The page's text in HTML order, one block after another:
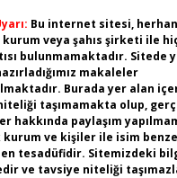
Bu internet sitesi,
kurum veya şahıs şirketi ile
bulunmamaktadır. Sitede
makaleler
Burada yer alan
taşımamakta olup,
hakkında paylaşım
kurum ve kişiler ile isim
tesadüfidir. Sitemizdeki
ve tavsiye niteliği